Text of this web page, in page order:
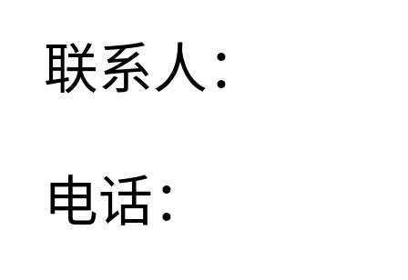
联系人：
电话：